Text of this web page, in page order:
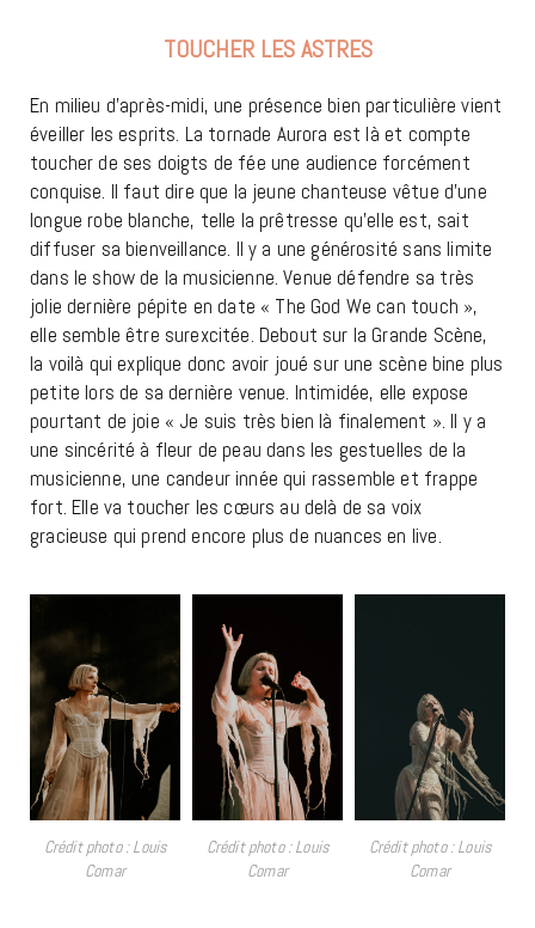
TOUCHER LES ASTRES
En milieu d’après-midi, une présence bien particulière vient
éveiller les esprits. La tornade Aurora est là et compte
toucher de ses doigts de fée une audience forcément
conquise. Il faut dire que la jeune chanteuse vêtue d’une
longue robe blanche, telle la prêtresse qu’elle est, sait
diffuser sa bienveillance. Il y a une générosité sans limite
dans le show de la musicienne. Venue défendre sa très
jolie dernière pépite en date « The God We can touch »,
elle semble être surexcitée. Debout sur la Grande Scène,
la voilà qui explique donc avoir joué sur une scène bine plus
petite lors de sa dernière venue. Intimidée, elle expose
pourtant de joie « Je suis très bien là finalement ». Il y a
une sincérité à fleur de peau dans les gestuelles de la
musicienne, une candeur innée qui rassemble et frappe
fort. Elle va toucher les cœurs au delà de sa voix
gracieuse qui prend encore plus de nuances en live.
Crédit photo : Louis
Comar
Crédit photo : Louis
Comar
Crédit photo : Louis
Comar